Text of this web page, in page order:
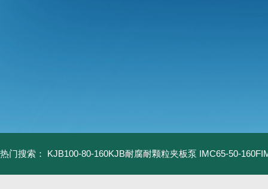
热门搜索： KJB100-80-160KJB耐腐耐颗粒夹板泵 IMC65-50-